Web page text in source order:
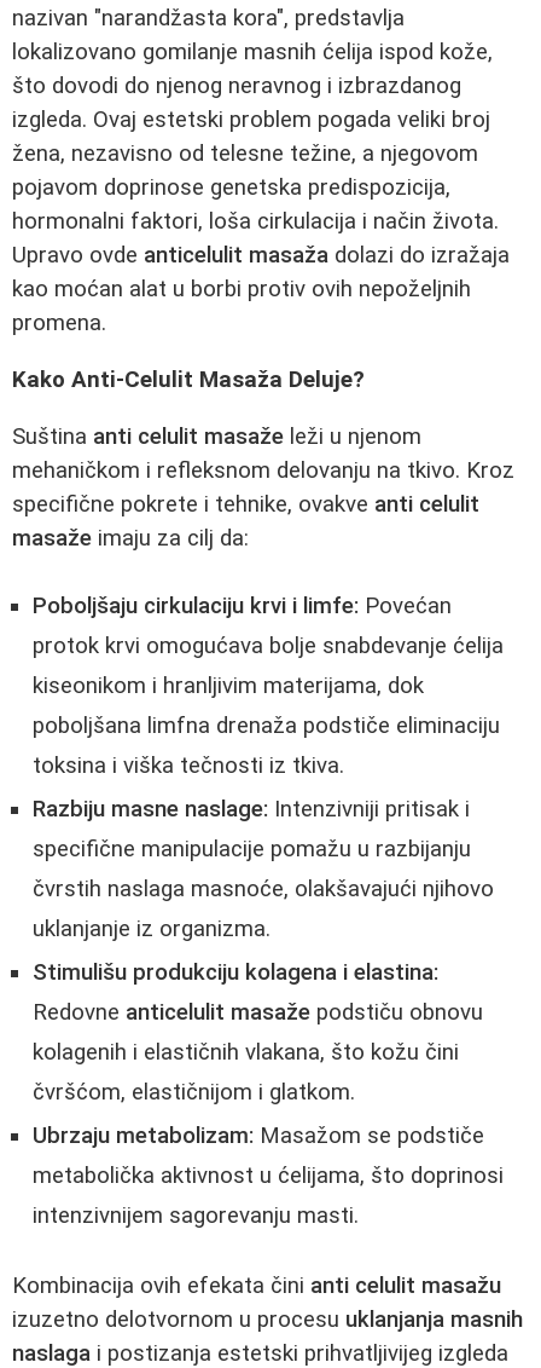
nazivan "narandžasta kora", predstavlja
lokalizovano gomilanje masnih ćelija ispod kože,
što dovodi do njenog neravnog i izbrazdanog
izgleda. Ovaj estetski problem pogada veliki broj
žena, nezavisno od telesne težine, a njegovom
pojavom doprinose genetska predispozicija,
hormonalni faktori, loša cirkulacija i način života.
Upravo ovde anticelulit masaža dolazi do izražaja
kao moćan alat u borbi protiv ovih nepoželjnih
promena.
Kako Anti-Celulit Masaža Deluje?
Suština anti celulit masaže leži u njenom
mehaničkom i refleksnom delovanju na tkivo. Kroz
specifične pokrete i tehnike, ovakve anti celulit
masaže imaju za cilj da:
Poboljšaju cirkulaciju krvi i limfe: Povećan
protok krvi omogućava bolje snabdevanje ćelija
kiseonikom i hranljivim materijama, dok
poboljšana limfna drenaža podstiče eliminaciju
toksina i viška tečnosti iz tkiva.
Razbiju masne naslage: Intenzivniji pritisak i
specifične manipulacije pomažu u razbijanju
čvrstih naslaga masnoće, olakšavajući njihovo
uklanjanje iz organizma.
Stimulišu produkciju kolagena i elastina:
Redovne anticelulit masaže podstiču obnovu
kolagenih i elastičnih vlakana, što kožu čini
čvršćom, elastičnijom i glatkom.
Ubrzaju metabolizam: Masažom se podstiče
metabolička aktivnost u ćelijama, što doprinosi
intenzivnijem sagorevanju masti.
Kombinacija ovih efekata čini anti celulit masažu
izuzetno delotvornom u procesu uklanjanja masnih
naslaga i postizanja estetski prihvatljivijeg izgleda